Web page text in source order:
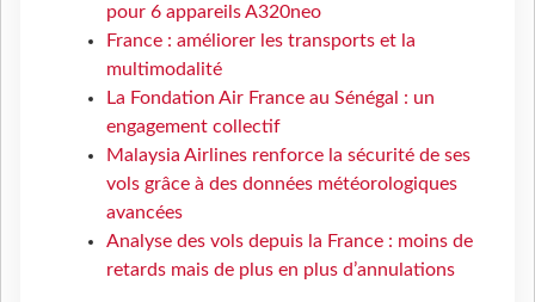
pour 6 appareils A320neo
France : améliorer les transports et la
multimodalité
La Fondation Air France au Sénégal : un
engagement collectif
Malaysia Airlines renforce la sécurité de ses
vols grâce à des données météorologiques
avancées
Analyse des vols depuis la France : moins de
retards mais de plus en plus d’annulations